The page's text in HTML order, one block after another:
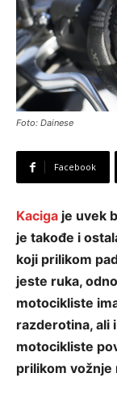
Foto: Dainese
Facebook
Kaciga je uvek
je takođe i
koji prilikom
jeste ruka,
motocikliste
razderotina, ali
motocikliste
prilikom vožnje